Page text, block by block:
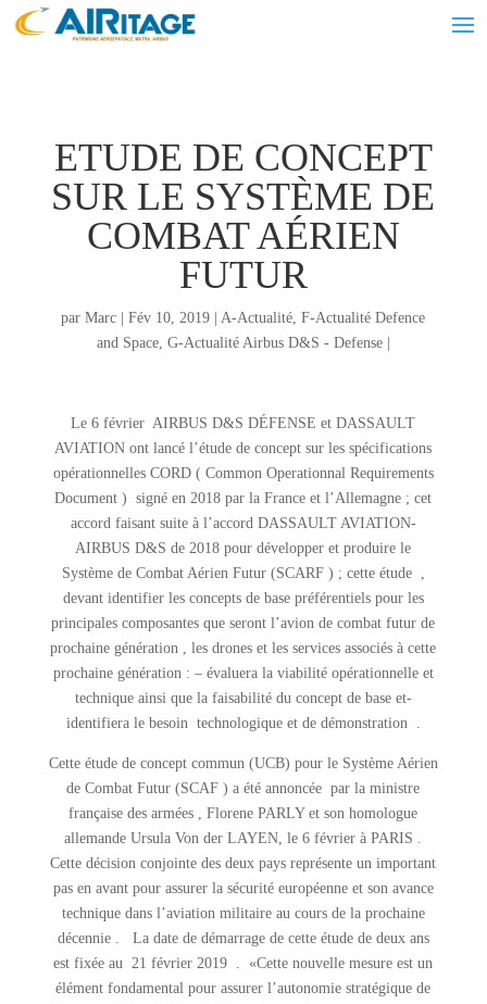
ETUDE DE CONCEPT
SUR LE SYSTÈME DE
COMBAT AÉRIEN
FUTUR
parMarc |Fév 10, 2019 |A-Actualité,F-Actualité Defence
and Space, G-Actualité Airbus D&S - Defense|
Le 6 février AIRBUS D&S DÉFENSE et DASSAULT
AVIATION ont lancé l’étude de concept sur les spécifications
opérationnelles CORD ( Common Operationnal Requirements
Document ) signé en 2018 par la France et l’Allemagne ; cet
accord faisant suite à l’accord DASSAULT AVIATION-
AIRBUS D&S de 2018 pour développer et produire le
Système de Combat Aérien Futur (SCARF ) ; cette étude ,
devant identifier les concepts de base préférentiels pour les
principales composantes que seront l’avion de combat futur de
prochaine génération , les drones et les services associés à cette
prochaine génération : – évaluera la viabilité opérationnelle et
technique ainsi que la faisabilité du concept de base et-
identifiera le besoin technologique et de démonstration .
Cette étude de concept commun (UCB) pour le Système Aérien
de Combat Futur (SCAF ) a été annoncée par la ministre
française des armées , Florene PARLY et son homologue
allemande Ursula Von der LAYEN, le 6 février à PARIS .
Cette décision conjointe des deux pays représente un important
pas en avant pour assurer la sécurité européenne et son avance
technique dans l’aviation militaire au cours de la prochaine
décennie . La date de démarrage de cette étude de deux ans
est fixée au 21 février 2019 . «Cette nouvelle mesure est un
élément fondamental pour assurer l’autonomie stratégique de